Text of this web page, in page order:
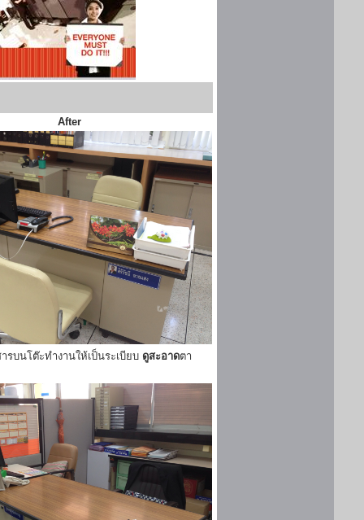
After
ารบนโต๊ะทำงานให้เป็นระเบียบ ดูสะอาดตา